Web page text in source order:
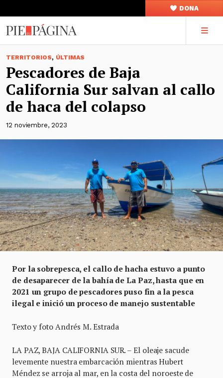
DONA
TERRITORIOS, ÚLTIMAS
Pescadores de Baja
California Sur salvan al callo
de haca del colapso
12 noviembre, 2023
Por la sobrepesca, el callo de hacha estuvo a punto
de desaparecer de la bahía de La Paz, hasta que en
2021 un grupo de pescadores puso fin a la pesca
ilegal e inició un proceso de manejo sustentable
Texto y foto Andrés M. Estrada
LA PAZ, BAJA CALIFORNIA SUR. – El oleaje sacude
levemente nuestra embarcación mientras Hubert
Méndez se arroja al mar, en la costa del noroeste de